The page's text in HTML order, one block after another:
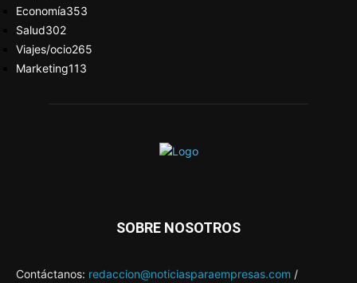
Economía353
Salud302
Viajes/ocio265
Marketing113
SOBRE NOSOTROS
Contáctanos: redaccion@noticiasparaempresas.com /